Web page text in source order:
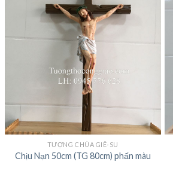
TƯỢNG CHÚA GIÊ-SU
Chịu Nạn 50cm (TG 80cm) phấn màu